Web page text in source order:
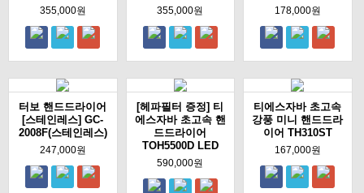
355,000원 355,000원 178,000원
터보 핸드드라이어
[스테인레스] GC-
2008F(스테인레스)
247,000원
[헤파필터 증정] 티
에스자바 초고속 핸
드드라이어
TOH5500D LED
590,000원
티에스자바 초고속
강풍 미니 핸드드라
이어 TH310ST
167,000원